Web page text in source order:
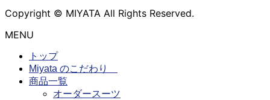
Copyright © MIYATA All Rights Reserved.
MENU
トップ
Miyata のこだわり
商品一覧
オーダースーツ